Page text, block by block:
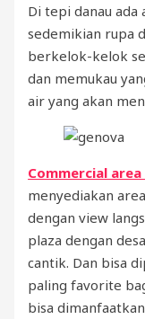
Di tepi danau ada
sedemikian rupa
berkelok-kelok
dan memukau
air yang akan
Commercial area
menyediakan
dengan view
plaza dengan
cantik. Dan bisa
paling favorite
bisa